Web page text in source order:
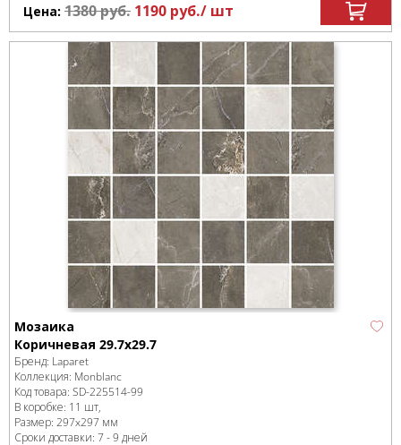
Цена: 1380руб. 1190 руб./ шт
Мозаика
Коричневая 29.7x29.7
Бренд: Laparet
Коллекция: Monblanc
Код товара: SD-225514-99
В коробке: 11 шт,
Размер: 297x297 мм
Сроки доставки: 7 - 9 дней